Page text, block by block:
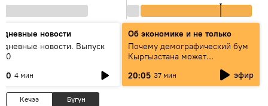
новости
новости. Выпуск
4 мин
Об экономике и не только
Почему демографический бум
Кыргызстана может
превратиться в проблему и как
этого избежать
20:05 37 мин эфир
Кечээ Бүгүн